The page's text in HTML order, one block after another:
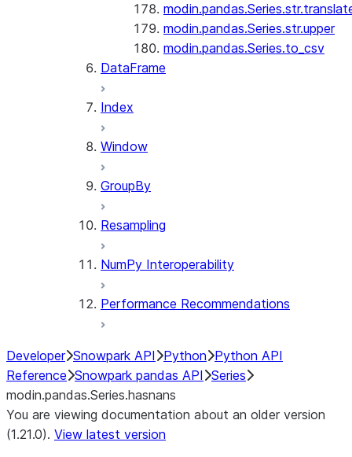
modin.pandas.Series.str.upper
modin.pandas.Series.to_csv
DataFrame
Index
Window
GroupBy
Resampling
NumPy Interoperability
Performance Recommendations
Developer Snowpark API Python Python API
Reference Snowpark pandas API Series
modin.pandas.Series.hasnans
You are viewing documentation about an older version
(1.21.0). View latest version